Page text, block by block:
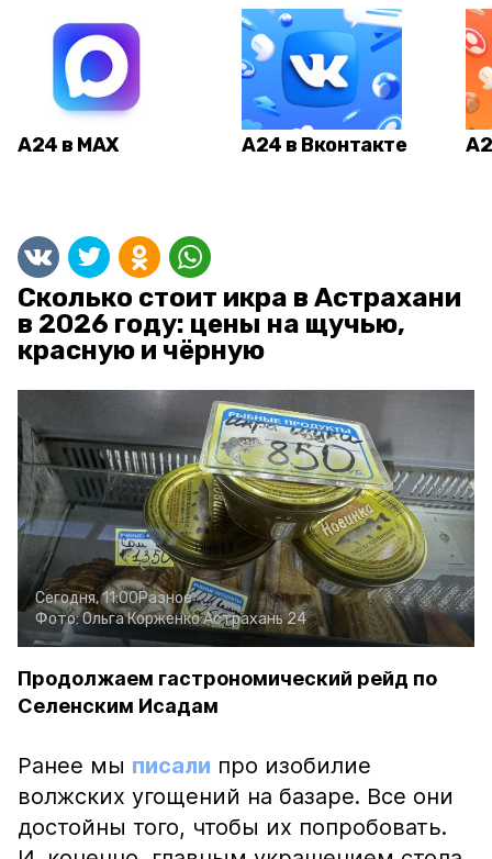
А24 в MAX А24 в Вконтакте
Сколько стоит икра в Астрахани
в 2026 году: цены на щучью,
красную и чёрную
Сегодня, 11:00Разное
Фото:Ольга КорженкоАстрахань 24
Продолжаем гастрономический рейд по
Селенским Исадам
Ранее мы писали про изобилие
волжских угощений на базаре. Все они
достойны того, чтобы их попробовать.